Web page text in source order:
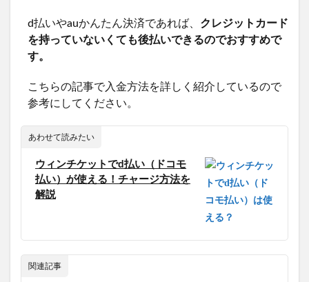
d払いやauかんたん決済であれば、 クレジットカード
を持っていないくても後払いできるのでおすすめで
す。
こちらの記事で入金方法を詳しく紹介しているので
参考にしてください。
あわせて読みたい
ウィンチケットでd払い（ドコモ
払い）が使える！チャージ方法を
解説
関連記事